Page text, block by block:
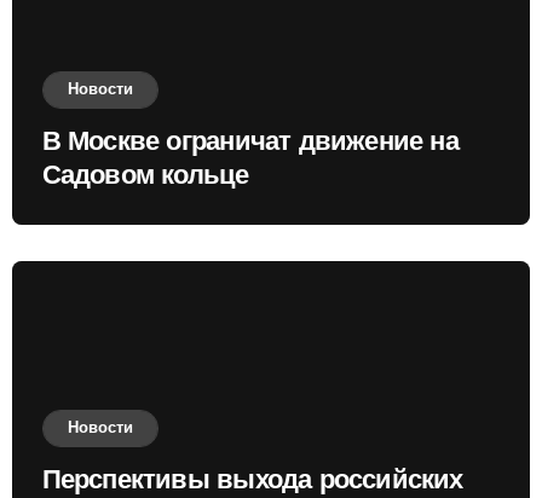
Новости
В Москве ограничат движение на
Садовом кольце
Новости
Перспективы выхода российских